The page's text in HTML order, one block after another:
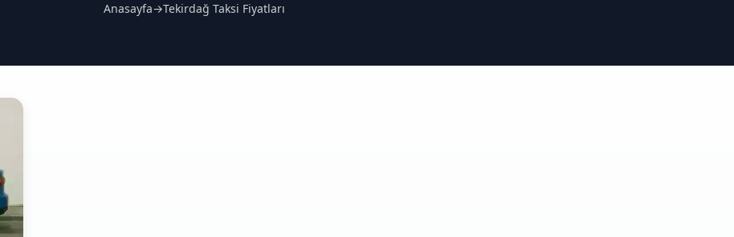
Anasayfa→Tekirdağ Taksi Fiyatları